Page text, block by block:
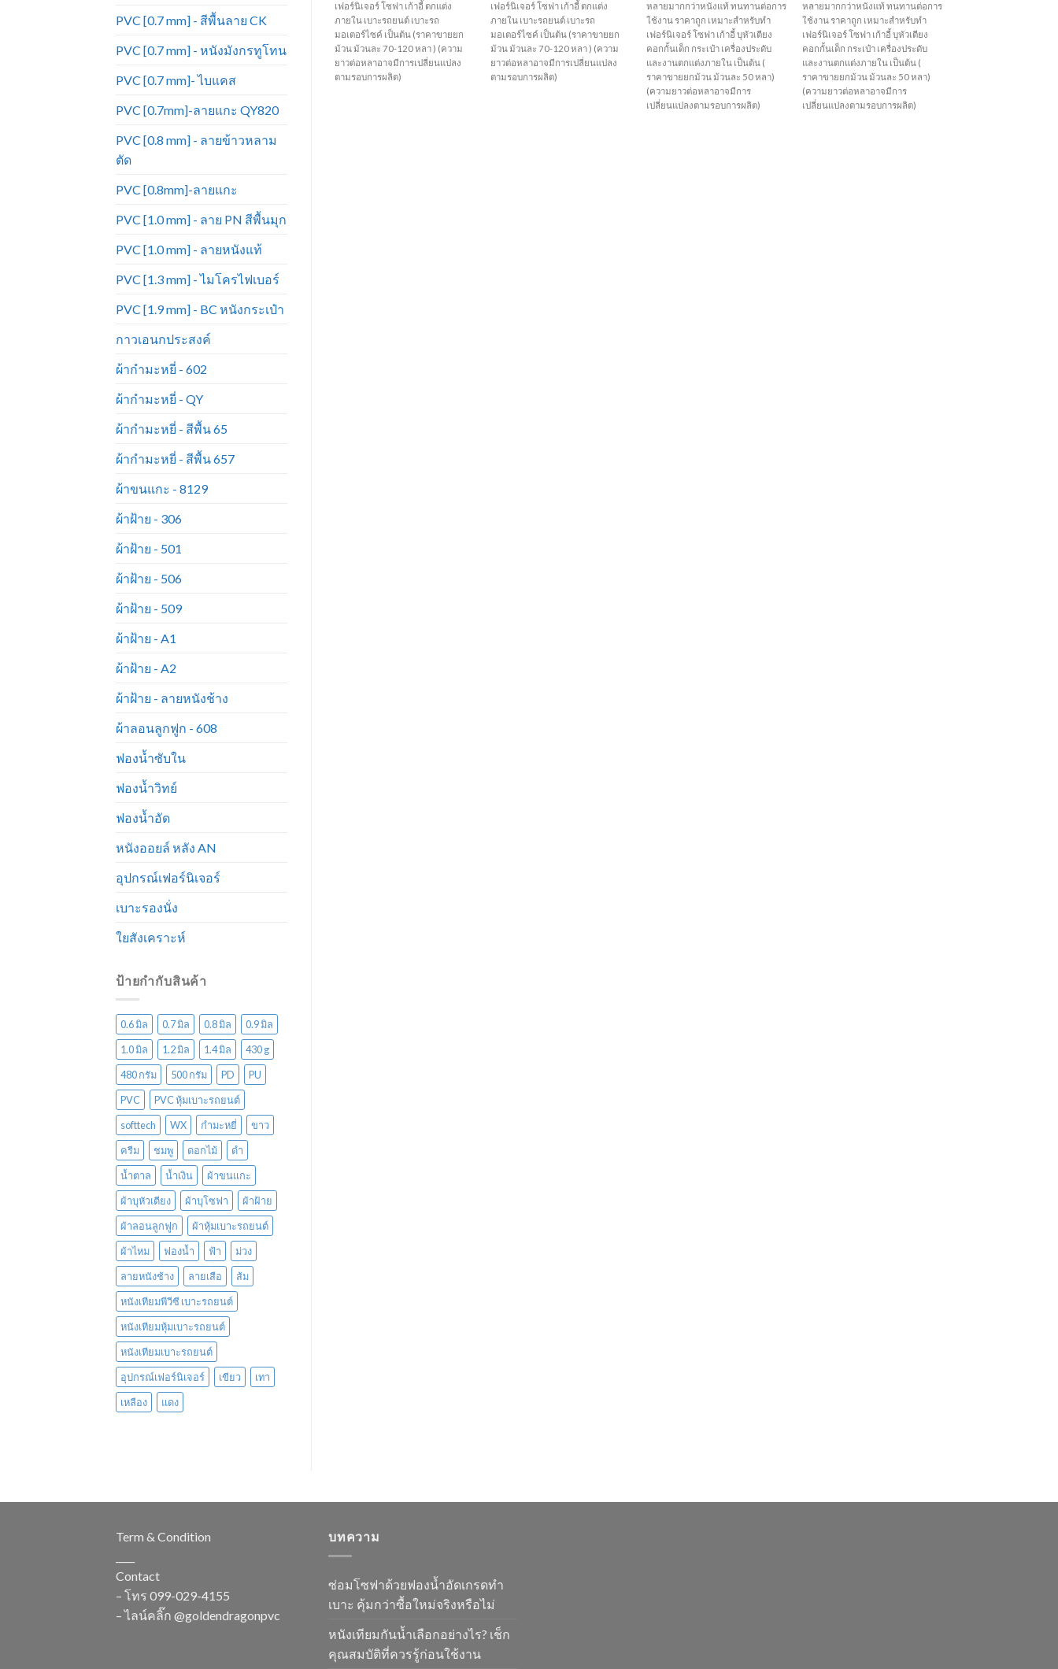
PVC [0.7 mm] - สีพื้นลาย CK
PVC [0.7 mm] - หนังมังกรทูโทน
PVC [0.7 mm]- ไบแคส
PVC [0.7mm]-ลายแกะ QY820
PVC [0.8 mm] - ลายข้าวหลาม
ตัด
PVC [0.8mm]-ลายแกะ
PVC [1.0 mm] - ลาย PN สีพื้นมุก
PVC [1.0 mm] - ลายหนังแท้
PVC [1.3 mm] - ไมโครไฟเบอร์
PVC [1.9 mm] - BC หนังกระเป๋า
กาวเอนกประสงค์
ผ้ากำมะหยี่ - 602
ผ้ากำมะหยี่ - QY
ผ้ากำมะหยี่ - สีพื้น 65
ผ้ากำมะหยี่ - สีพื้น 657
ผ้าขนแกะ - 8129
ผ้าฝ้าย - 306
ผ้าฝ้าย - 501
ผ้าฝ้าย - 506
ผ้าฝ้าย - 509
ผ้าฝ้าย - A1
ผ้าฝ้าย - A2
ผ้าฝ้าย - ลายหนังช้าง
ผ้าลอนลูกฟูก - 608
ฟองน้ำซับใน
ฟองน้ำวิทย์
ฟองน้ำอัด
หนังออยล์ หลัง AN
อุปกรณ์เฟอร์นิเจอร์
เบาะรองนั่ง
ใยสังเคราะห์
ป้ายกำกับสินค้า
0.6 มิล 0.7 มิล 0.8 มิล
0.9 มิล
1.0 มิล
1.2 มิล 1.4 มิล
430 g
480 กรัม
500 กรัม PD
PU
PVC
PVC หุ้มเบาะรถยนต์
softtech
WX กำมะหยี่
ขาว
ครีม
ชมพู ดอกไม้
ดำ
น้ำตาล
น้ำเงิน
ผ้าขนแกะ
ผ้าบุหัวเตียง
ผ้าบุโซฟา
ผ้าฝ้าย
ผ้าลอนลูกฟูก
ผ้าหุ้มเบาะรถยนต์
ผ้าไหม
ฟองน้ำ ฟ้า
ม่วง
ลายหนังช้าง
ลายเสือ
ส้ม
หนังเทียมพีวีซี เบาะรถยนต์
หนังเทียมหุ้มเบาะรถยนต์
หนังเทียมเบาะรถยนต์
อุปกรณ์เฟอร์นิเจอร์
เขียว
เทา
เหลือง
แดง
เฟอร์นิเจอร์ โซฟา เก้าอี้ ตกแต่ง
ภายใน เบาะรถยนต์ เบาะรถ
มอเตอร์ไซค์ เป็นต้น (ราคาขายยก
ม้วน ม้วนละ 70-120 หลา ) (ความ
ยาวต่อหลาอาจมีการเปลี่ยนแปลง
ตามรอบการผลิต)
เฟอร์นิเจอร์ โซฟา เก้าอี้ ตกแต่ง
ภายใน เบาะรถยนต์ เบาะรถ
มอเตอร์ไซค์ เป็นต้น (ราคาขายยก
ม้วน ม้วนละ 70-120 หลา ) (ความ
ยาวต่อหลาอาจมีการเปลี่ยนแปลง
ตามรอบการผลิต)
หลายมากกว่าหนังแท้ ทนทานต่อการ
ใช้งาน ราคาถูก เหมาะสำหรับทำ
เฟอร์นิเจอร์ โซฟา เก้าอี้ บุหัวเตียง
คอกกั้นเด็ก กระเป๋า เครื่องประดับ
และงานตกแต่งภายใน เป็นต้น (
ราคาขายยกม้วน ม้วนละ 50 หลา)
(ความยาวต่อหลาอาจมีการ
เปลี่ยนแปลงตามรอบการผลิต)
หลายมากกว่าหนังแท้ ทนทานต่อการ
ใช้งาน ราคาถูก เหมาะสำหรับทำ
เฟอร์นิเจอร์ โซฟา เก้าอี้ บุหัวเตียง
คอกกั้นเด็ก กระเป๋า เครื่องประดับ
และงานตกแต่งภายใน เป็นต้น (
ราคาขายยกม้วน ม้วนละ 50 หลา)
(ความยาวต่อหลาอาจมีการ
เปลี่ยนแปลงตามรอบการผลิต)
ใช้งาน ราคาถูก เหมาะสำหรับทำ
คอกกั้นเด็ก กระเป๋า เครื่องประดับ
ราคาขายยกม้วน ม้วนละ 50 หลา)
เปลี่ยนแปลงตามรอบการผลิต)
หลาย เหมาะสำหรับทำเฟอร์นิเจอร์
เครื่องประดับต่างๆ เป็นต้น (ราคาขาย
ต่อหลาอาจมีการเปลี่ยนแปลงตาม
Term & Condition
Contact
– โทร 099-029-4155
– ไลน์คลิ๊ก @goldendragonpvc
บทความ
ซ่อมโซฟาด้วยฟองน้ำอัดเกรดทำ
เบาะ คุ้มกว่าซื้อใหม่จริงหรือไม่
หนังเทียมกันน้ำเลือกอย่างไร? เช็ก
คุณสมบัติที่ควรรู้ก่อนใช้งาน